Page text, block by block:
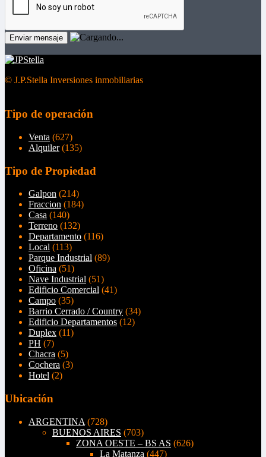
© J.P.Stella Inversiones inmobiliarias
Tipo de operación
Venta (627)
Alquiler(135)
Tipo de Propiedad
Galpon (214)
Fraccion (184)
Casa (140)
Terreno (132)
Departamento (116)
Local (113)
Parque Industrial (89)
Oficina (51)
Nave Industrial (51)
Edificio Comercial (41)
Campo (35)
Barrio Cerrado / Country (34)
Edificio Departamentos (12)
Duplex (11)
PH (7)
Chacra (5)
Cochera (3)
Hotel (2)
Ubicación
ARGENTINA (728)
BUENOS AIRES (703)
ZONA OESTE – BS AS (626)
La Matanza (447)